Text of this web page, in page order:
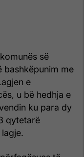
së
bashkëpunim me
e
u bë hedhja e
ku para dy
qytetarë